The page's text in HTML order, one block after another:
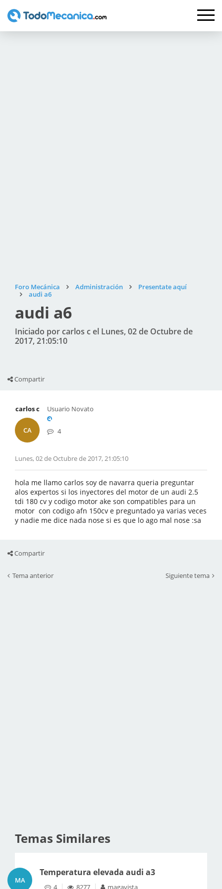
Foro Mecánica Administración
Presentate aquí
audi a6
audi a6
Iniciado por carlos c el Lunes, 02 de Octubre de
2017, 21:05:10
Compartir
carlos c
CA
Usuario Novato
4
Lunes, 02 de Octubre de 2017, 21:05:10
hola me llamo carlos soy de navarra queria preguntar
alos expertos si los inyectores del motor de un audi 2.5
tdi 180 cv y codigo motor ake son compatibles para un
motor con codigo afn 150cv e preguntado ya varias veces
y nadie me dice nada nose si es que lo ago mal nose :sa
Compartir
Tema anterior Siguiente tema
Temas Similares
MA
Temperatura elevada audi a3
4 8277 magavista